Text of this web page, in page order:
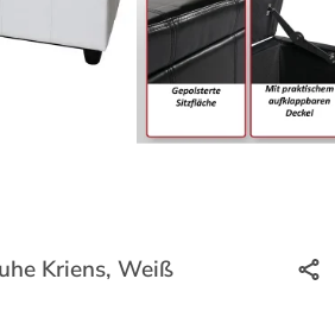
Kriens, Weiß